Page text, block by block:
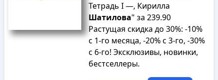
Тетрадь I —, Кирилла
Шатилова" за 239.90
Растущая скидка до 30%: -10%
с 1-го месяца, -20% с 3-го, -30%
с 6-го! Эксклюзивы, новинки,
бестселлеры.